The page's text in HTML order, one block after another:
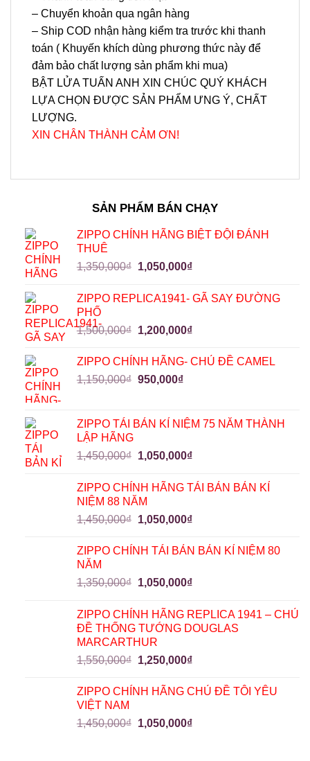
– Chuyển khoản qua ngân hàng
– Ship COD nhận hàng kiểm tra trước khi thanh
toán ( Khuyến khích dùng phương thức này để
đảm bảo chất lượng sản phẩm khi mua)
BẬT LỬA TUẤN ANH XIN CHÚC QUÝ KHÁCH
LỰA CHỌN ĐƯỢC SẢN PHẨM ƯNG Ý, CHẤT
LƯỢNG.
XIN CHÂN THÀNH CẢM ƠN!
SẢN PHẨM BÁN CHẠY
ZIPPO CHÍNH HÃNG BIỆT ĐỘI ĐÁNH
THUÊ
1,350,000₫ 1,050,000₫
ZIPPO REPLICA1941- GÃ SAY ĐƯỜNG
PHỐ
1,500,000₫ 1,200,000₫
ZIPPO CHÍNH HÃNG- CHỦ ĐỀ CAMEL
1,150,000₫ 950,000₫
ZIPPO TÁI BẢN KỈ NIỆM 75 NĂM THÀNH
LẬP HÃNG
1,450,000₫ 1,050,000₫
ZIPPO CHÍNH HÃNG TÁI BẢN BẢN KỈ
NIỆM 88 NĂM
1,450,000₫ 1,050,000₫
ZIPPO CHÍNH TÁI BẢN BẢN KỈ NIỆM 80
NĂM
1,350,000₫ 1,050,000₫
ZIPPO CHÍNH HÃNG REPLICA 1941 – CHỦ
ĐỀ THỐNG TƯỚNG DOUGLAS
MARCARTHUR
1,550,000₫ 1,250,000₫
ZIPPO CHÍNH HÃNG CHỦ ĐỀ TÔI YÊU
VIỆT NAM
1,450,000₫ 1,050,000₫